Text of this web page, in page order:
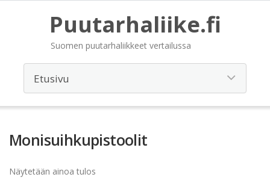
Puutarhaliike.fi
Suomen puutarhaliikkeet vertailussa
Monisuihkupistoolit
Näytetään ainoa tulos